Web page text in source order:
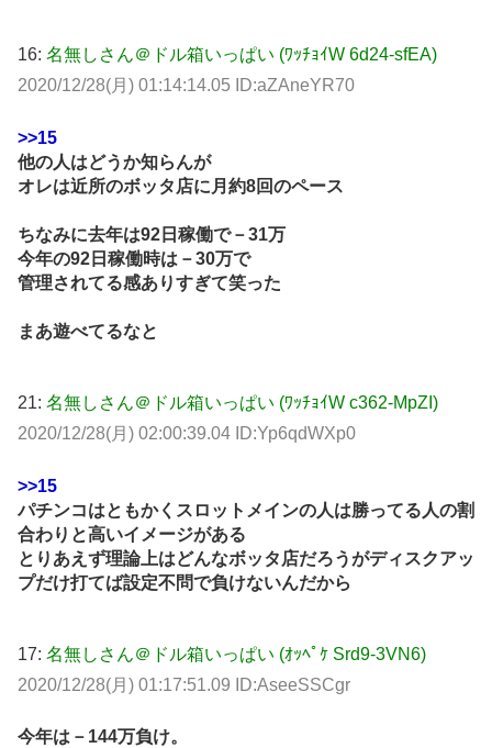
16: 名無しさん＠ドル箱いっぱい (ﾜｯﾁｮｲW 6d24-sfEA)
2020/12/28(月) 01:14:14.05 ID:aZAneYR70
>>15
他の人はどうか知らんが
オレは近所のボッタ店に月約8回のペース
ちなみに去年は92日稼働で－31万
今年の92日稼働時は－30万で
管理されてる感ありすぎて笑った
まあ遊べてるなと
21: 名無しさん＠ドル箱いっぱい (ﾜｯﾁｮｲW c362-MpZI)
2020/12/28(月) 02:00:39.04 ID:Yp6qdWXp0
>>15
パチンコはともかくスロットメインの人は勝ってる人の割
合わりと高いイメージがある
とりあえず理論上はどんなボッタ店だろうがディスクアッ
プだけ打てば設定不問で負けないんだから
17: 名無しさん＠ドル箱いっぱい (ｵｯﾍﾟｹ Srd9-3VN6)
2020/12/28(月) 01:17:51.09 ID:AseeSSCgr
今年は－144万負け。